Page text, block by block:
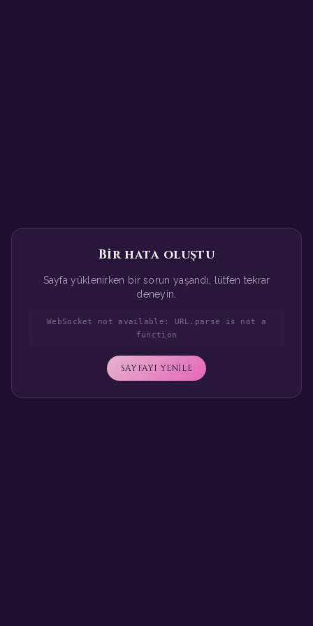
Bir hata oluştu
Sayfa yüklenirken bir sorun yaşandı, lütfen tekrar
deneyin.
WebSocket not available: URL.parse is not a
function
SAYFAYI YENİLE